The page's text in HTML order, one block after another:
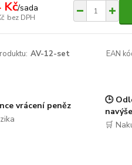
Kč/sada
bez DPH
AV-12-set EAN
vrácení peněz
🕒
🛒